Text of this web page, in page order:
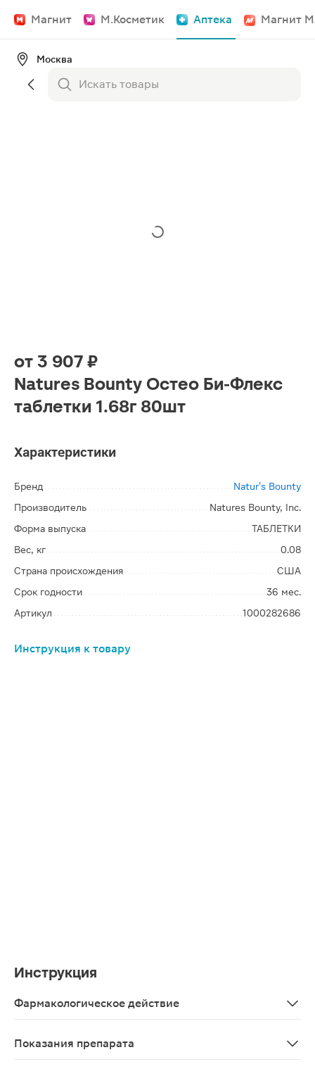
Магнит М.Косметик Аптека Магнит
Москва
от 3 907 ₽
Natures Bounty Остео Би-Флекс
таблетки 1.68г 80шт
Характеристики
Бренд
Natur's Bounty
Производитель
Natures Bounty, Inc.
Форма выпуска
ТАБЛЕТКИ
Вес, кг
0.08
Страна происхождения
США
Срок годности
36 мес.
Артикул
1000282686
Инструкция к товару
Инструкция
Фармакологическое действие
Показания препарата